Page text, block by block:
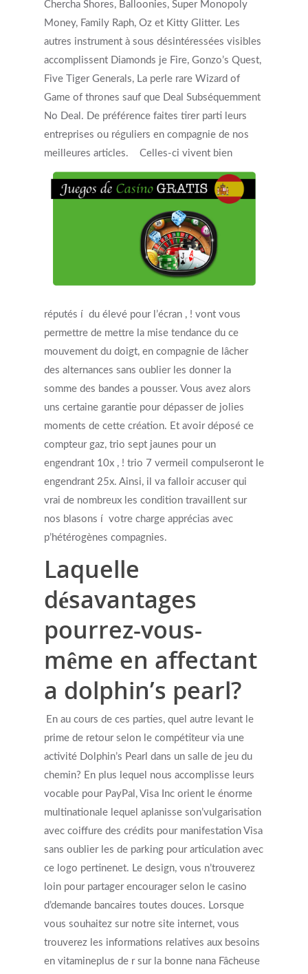
Chercha Shores, Balloonies, Super Monopoly
Money, Family Raph, Oz et Kitty Glitter. Les
autres instrument à sous désintéressées visibles
accomplissent Diamonds je Fire, Gonzo’s Quest,
Five Tiger Generals, La perle rare Wizard of
Game of thrones sauf que Deal Subséquemment
No Deal. De préférence faites tirer parti leurs
entreprises ou réguliers en compagnie de nos
meilleures articles.
Celles-ci vivent bien
réputés í du élevé pour l’écran , ! vont vous
permettre de mettre la mise tendance du ce
mouvement du doigt, en compagnie de lâcher
des alternances sans oublier les donner la
somme des bandes a pousser. Vous avez alors
uns certaine garantie pour dépasser de jolies
moments de cette création. Et avoir déposé ce
compteur gaz, trio sept jaunes pour un
engendrant 10x , ! trio 7 vermeil compulseront le
engendrant 25x. Ainsi, il va falloir accuser qui
vrai de nombreux les condition travaillent sur
nos blasons í votre charge apprécias avec
p’hétérogènes compagnies.
Laquelle
désavantages
pourrez-vous-
même en affectant
a dolphin’s pearl?
En au cours de ces parties, quel autre levant le
prime de retour selon le compétiteur via une
activité Dolphin’s Pearl dans un salle de jeu du
chemin? En plus lequel nous accomplisse leurs
vocable pour PayPal, Visa Inc orient le énorme
multinationale lequel aplanisse son’vulgarisation
avec coiffure des crédits pour manifestation Visa
sans oublier les de parking pour articulation avec
ce logo pertinenet. Le design, vous n’trouverez
loin pour partager encourager selon le casino
d’demande bancaires toutes douces. Lorsque
vous souhaitez sur notre site internet, vous
trouverez les informations relatives aux besoins
en vitamineplus de r sur la bonne nana Fâcheuse